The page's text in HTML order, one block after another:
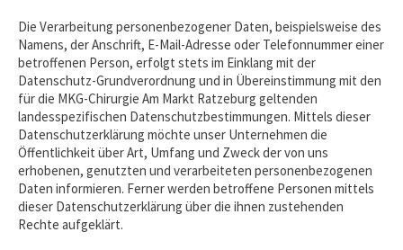
Die Verarbeitung personenbezogener Daten, beispielsweise des
Namens, der Anschrift, E-Mail-Adresse oder Telefonnummer einer
betroffenen Person, erfolgt stets im Einklang mit der
Datenschutz-Grundverordnung und in Übereinstimmung mit den
für die MKG-Chirurgie Am Markt Ratzeburg geltenden
landesspezifischen Datenschutzbestimmungen. Mittels dieser
Datenschutzerklärung möchte unser Unternehmen die
Öffentlichkeit über Art, Umfang und Zweck der von uns
erhobenen, genutzten und verarbeiteten personenbezogenen
Daten informieren. Ferner werden betroffene Personen mittels
dieser Datenschutzerklärung über die ihnen zustehenden
Rechte aufgeklärt.